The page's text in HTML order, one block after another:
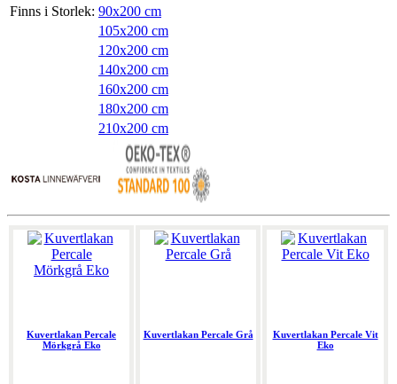
Finns i Storlek: 90x200 cm
105x200 cm
120x200 cm
140x200 cm
160x200 cm
180x200 cm
210x200 cm
Kuvertlakan Percale
Mörkgrå Eko
Kuvertlakan Percale Grå
Kuvertlakan Percale Vit
Eko